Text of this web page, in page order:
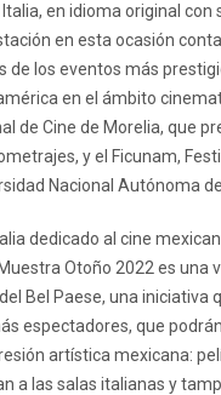
en idioma original con
en esta ocasión
de los eventos más
en el ámbito
de Cine de Morelia, que
y el Ficunam,
Nacional Autónoma
dedicado al cine
Otoño 2022 es una
Bel Paese, una iniciativa
espectadores, que
artística mexicana:
a las salas italianas y